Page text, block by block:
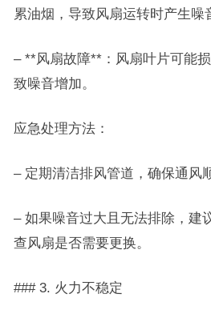
累油烟，导致风扇运转时产生噪
– **风扇故障**：风扇叶片可能
致噪音增加。
应急处理方法：
– 定期清洁排风管道，确保通风
– 如果噪音过大且无法排除，建
查风扇是否需要更换。
### 3. 火力不稳定